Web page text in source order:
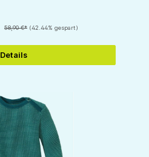
58,90 €* (42.44% gespart)
Details